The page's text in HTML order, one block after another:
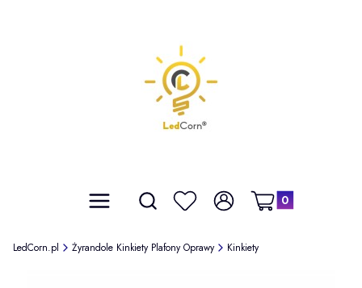
Menu Otwórz wyszukiwarkę
Szukaj Ulubione Zaloguj się
Produkty w koszyku:
Koszyk
LedCorn.pl Żyrandole Kinkiety Plafony Oprawy Kinkiety